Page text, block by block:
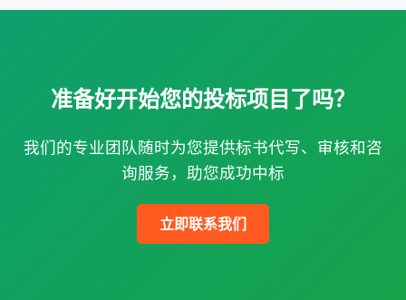
准备好开始您的投标项目了吗？
我们的专业团队随时为您提供标书代写、审核和咨
询服务，助您成功中标
立即联系我们